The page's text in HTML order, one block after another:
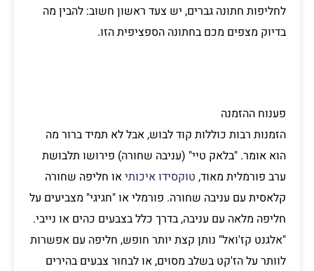
לחליפות חתונה גברים, יש צעד ראשון חשוב: להבין מה
בדיוק מצפים מכם בחתונה הספציפית הזו.
פענוח ההזמנה
הזמנות רבות כוללות קוד לבוש, אבל לא תמיד ברור מה
הוא אומר. "בלאק טיי" (עניבה שחורה) פירושו תלבושת
ערב פורמלית מאוד, טוקסידו איכותיאו חליפה שחורה
קלאסית עם עניבה שחורה. פורמלי או "חגיגי" מצביעים על
חליפה מלאה עם עניבה, בדרך כלל בצבעים כהים או נייבי.
"אלגנט קז'ואל" נותן קצת יותר חופש, חליפה עם אפשרות
לוותר על הז'קט בשלב מסוים, או לבחור צבעים בהירים